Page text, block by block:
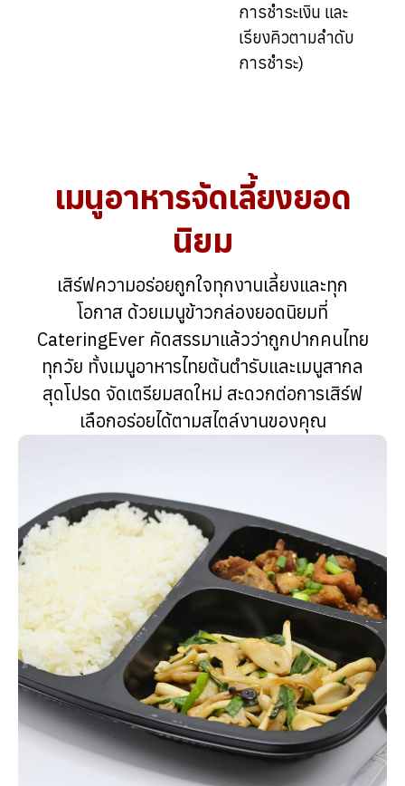
การชำระเงิน และ
เรียงคิวตามลำดับ
การชำระ)
เมนูอาหารจัดเลี้ยงยอด
นิยม
เสิร์ฟความอร่อยถูกใจทุกงานเลี้ยงและทุก
โอกาส ด้วยเมนูข้าวกล่องยอดนิยมที่
CateringEver คัดสรรมาแล้วว่าถูกปากคนไทย
ทุกวัย ทั้งเมนูอาหารไทยต้นตำรับและเมนูสากล
สุดโปรด จัดเตรียมสดใหม่ สะดวกต่อการเสิร์ฟ
เลือกอร่อยได้ตามสไตล์งานของคุณ